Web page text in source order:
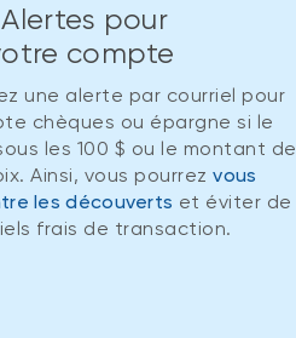
Alertes pour
compte
une alerte par courriel pour
chèques ou épargne si le
les 100 $ ou le montant de
Ainsi, vous pourrezvous
les découverts et éviter de
frais de transaction.